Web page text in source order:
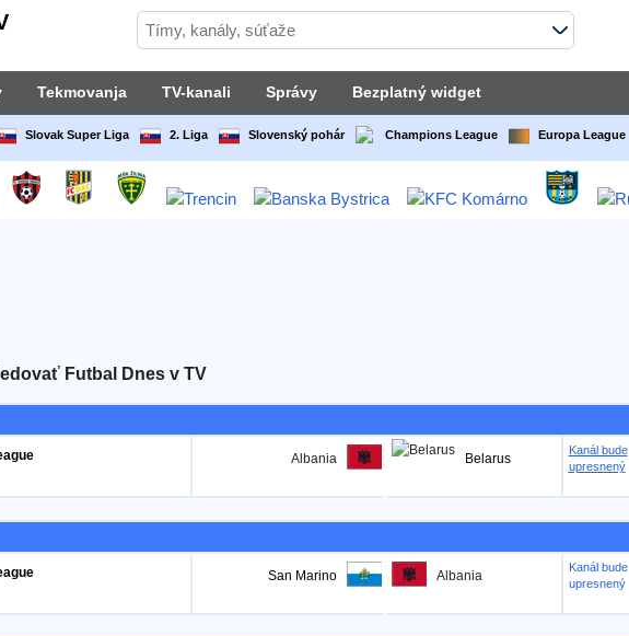
Tekmovanja TV-kanali Správy Bezplatný widget
Slovak Super Liga 2. Liga Slovenský pohár Champions League Europa League
Futbal Dnes v TV
Albania Belarus
Kanál bude
upresnený
San Marino Albania
Kanál bude
upresnený